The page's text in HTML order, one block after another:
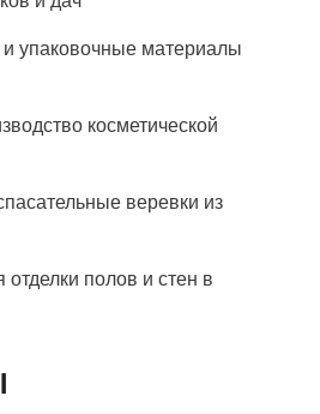
упаковочные материалы
косметической
веревки из
полов и стен в